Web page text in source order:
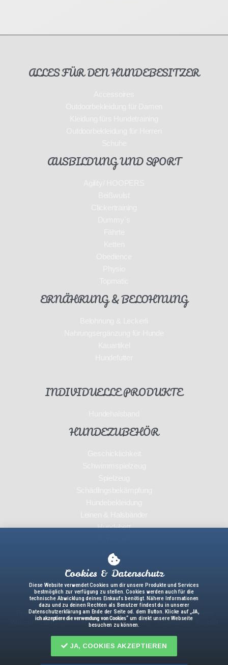
ALLES FÜR DEN HUNDEBESITZER
AUSBILDUNG UND SPORT
ERNÄHRUNG & BELOHNUNG
INDIVIDUELLE PRODUKTE
HUNDEZUBEHÖR
Hundebett
Sicherheit
Sitemap Datenschutzerklärung
Allgemeine Geschäftsbedingungen
Zahlungsweisen Versand & Lieferung Impressum
Cookies & Datenschutz
Diese Website verwendet Cookies um dir unsere Produkte und Services
bestmöglich zur verfügung zu stellen. Cookies werden auch für die
technische Abwicklung deines Einkaufs benötigt. Nähere Informationen
dazu und zu deinen Rechten als Benutzer findest du in unserer
Datenschutzerklärung am Ende der Seite od. dem Button. Klicke auf „JA,
ich akzeptiere die verwendung von Cookies“um direkt unsere Webseite
besuchen zu können.
JA, COOKIES AKZEPTIEREN